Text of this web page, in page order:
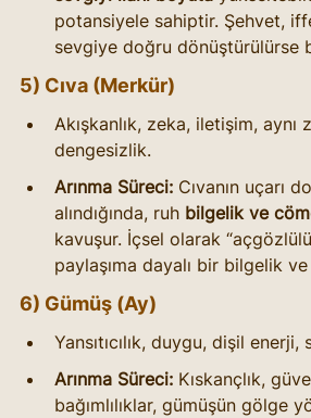
potansiyele sahiptir. Şehvet,
sevgiye doğru dönüştürülürse
5) Cıva (Merkür)
Akışkanlık, zeka, iletişim, aynı
dengesizlik.
Arınma Süreci: Cıvanın uçarı
alındığında, ruh bilgelik ve
kavuşur. İçsel olarak
paylaşıma dayalı bir bilgelik
6) Gümüş (Ay)
Yansıtıcılık, duygu, dişil enerji,
Arınma Süreci: Kıskançlık,
bağımlılıklar, gümüşün gölge